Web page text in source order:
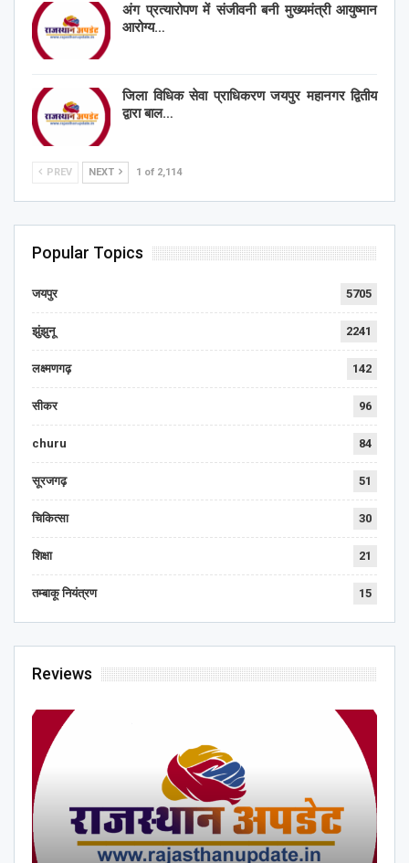
अंग प्रत्यारोपण में संजीवनी बनी मुख्यमंत्री आयुष्मान
आरोग्य…
जिला विधिक सेवा प्राधिकरण जयपुर महानगर द्वितीय
द्वारा बाल…
PREV NEXT 1 of 2,114
Popular Topics
जयपुर 5705
झुंझुनू 2241
लक्ष्मणगढ़ 142
सीकर 96
churu 84
सूरजगढ़ 51
चिकित्सा 30
शिक्षा 21
तम्बाकू नियंत्रण 15
Reviews